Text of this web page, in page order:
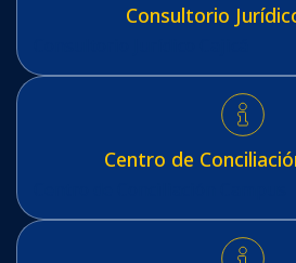
Consultorio
Centro de